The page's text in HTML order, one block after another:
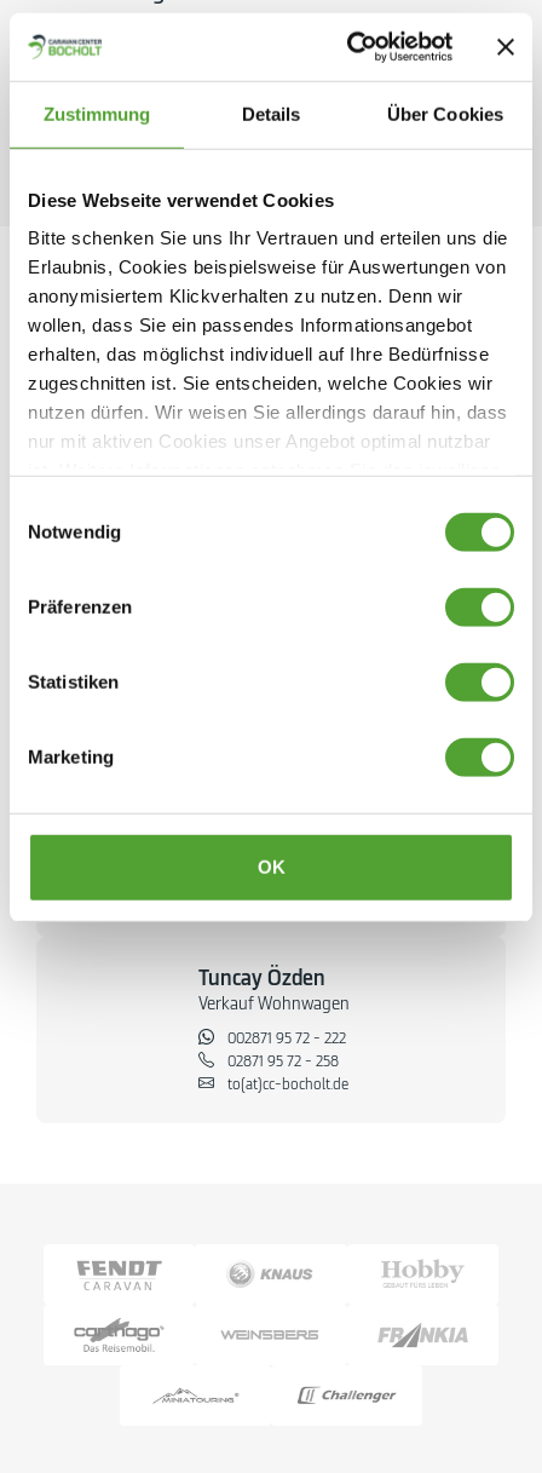
Zustimmung Details Über Cookies
Diese Webseite verwendet Cookies
Bitte schenken Sie uns Ihr Vertrauen und erteilen uns die
Erlaubnis, Cookies beispielsweise für Auswertungen von
anonymisiertem Klickverhalten zu nutzen. Denn wir
wollen, dass Sie ein passendes Informationsangebot
erhalten, das möglichst individuell auf Ihre Bedürfnisse
zugeschnitten ist. Sie entscheiden, welche Cookies wir
nutzen dürfen. Wir weisen Sie allerdings darauf hin, dass
nur mit aktiven Cookies unser Angebot optimal nutzbar
Notwendig
Präferenzen
Statistiken
Marketing
OK
Dann laden wir Sie herzlich ein unsere großzügigen
Ausstellung zu besuchen. Wir freuen uns darauf Ihnen
eine erstklassige Auswahl an einzigartigen und
exklusiven Fahrzeugen zu präsentieren.
Verkauf Wohnwagen
Ihre Ansprechpartner
Ali Dokumaci
Verkaufsleiter
02871 95 72 - 222
Verkauf Wohnwagen
02871 95 72 - 254
jla(at)cc-bocholt.de
Tuncay Özden
Verkauf Wohnwagen
002871 95 72 - 222
02871 95 72 - 258
to(at)cc-bocholt.de